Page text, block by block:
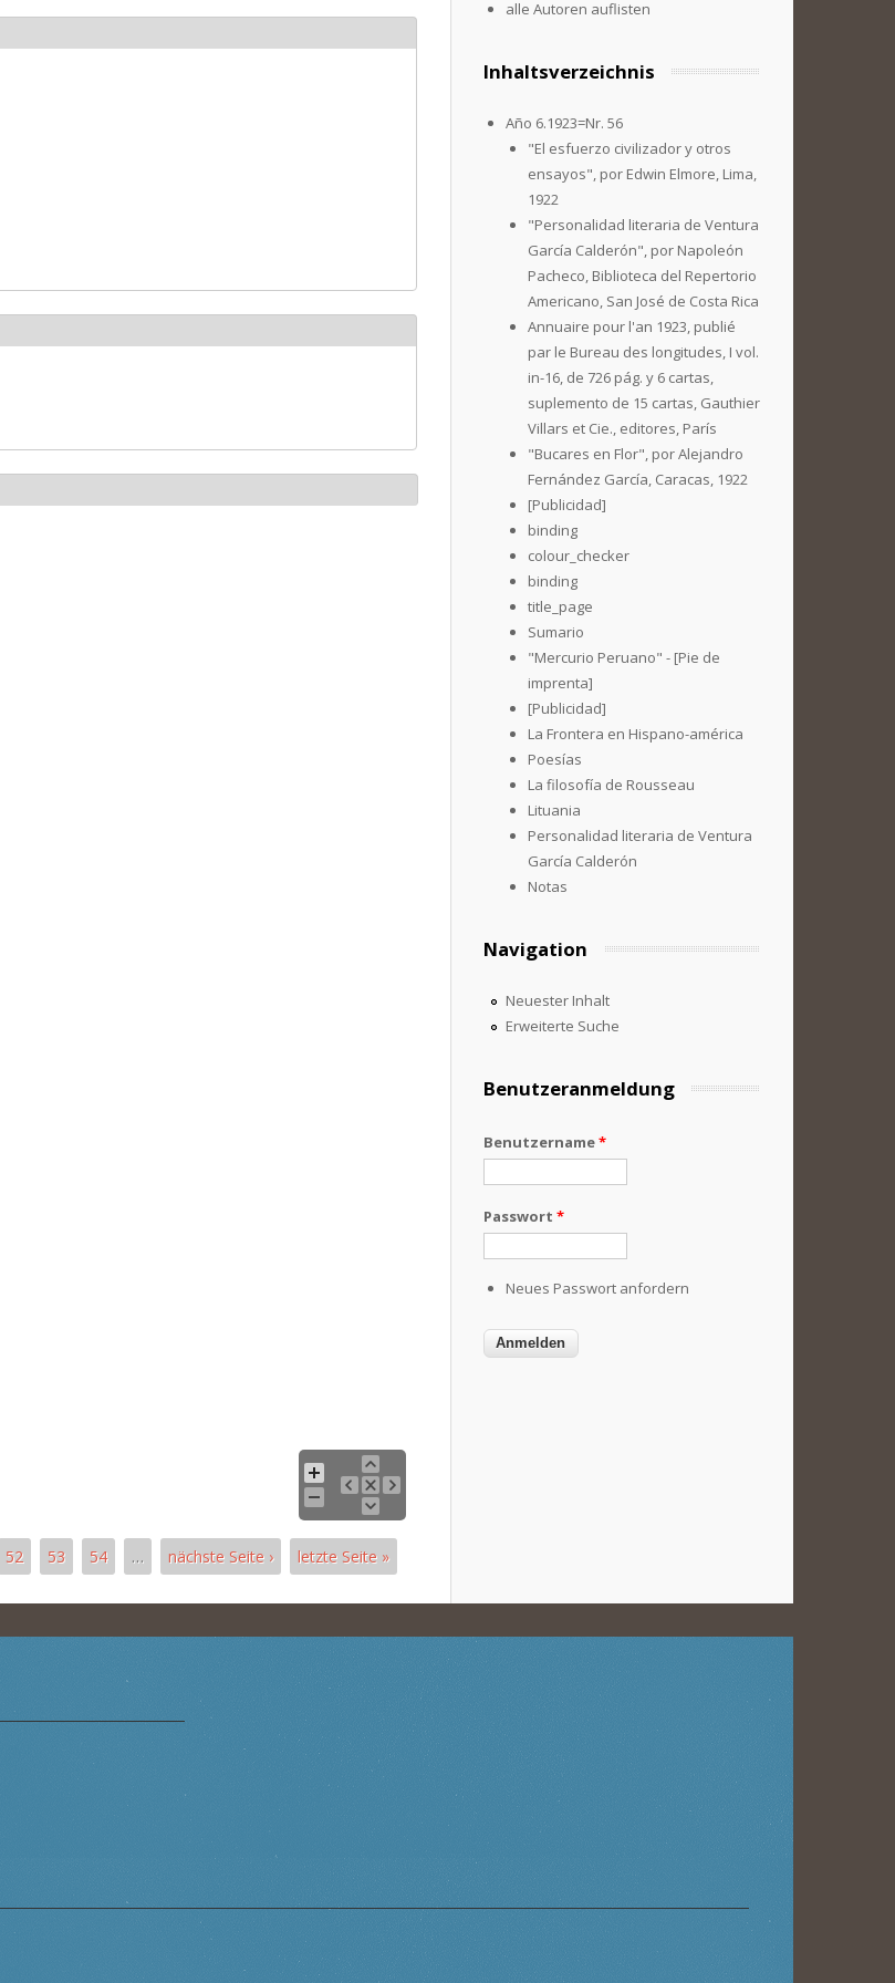
52 53 54 … nächste Seite › letzte Seite »
alle Autoren auflisten
Inhaltsverzeichnis
Año 6.1923=Nr. 56
"El esfuerzo civilizador y otros
ensayos", por Edwin Elmore, Lima,
1922
"Personalidad literaria de Ventura
García Calderón", por Napoleón
Pacheco, Biblioteca del Repertorio
Americano, San José de Costa Rica
Annuaire pour l'an 1923, publié
par le Bureau des longitudes, I vol.
in-16, de 726 pág. y 6 cartas,
suplemento de 15 cartas, Gauthier
Villars et Cie., editores, París
"Bucares en Flor", por Alejandro
Fernández García, Caracas, 1922
[Publicidad]
binding
colour_checker
binding
title_page
Sumario
"Mercurio Peruano" - [Pie de
imprenta]
[Publicidad]
La Frontera en Hispano-américa
Poesías
La filosofía de Rousseau
Lituania
Personalidad literaria de Ventura
García Calderón
Notas
Navigation
Neuester Inhalt
Erweiterte Suche
Benutzeranmeldung
Benutzername*
Passwort *
Neues Passwort anfordern